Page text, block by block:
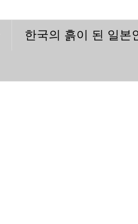
한국의 흙이 된 일본